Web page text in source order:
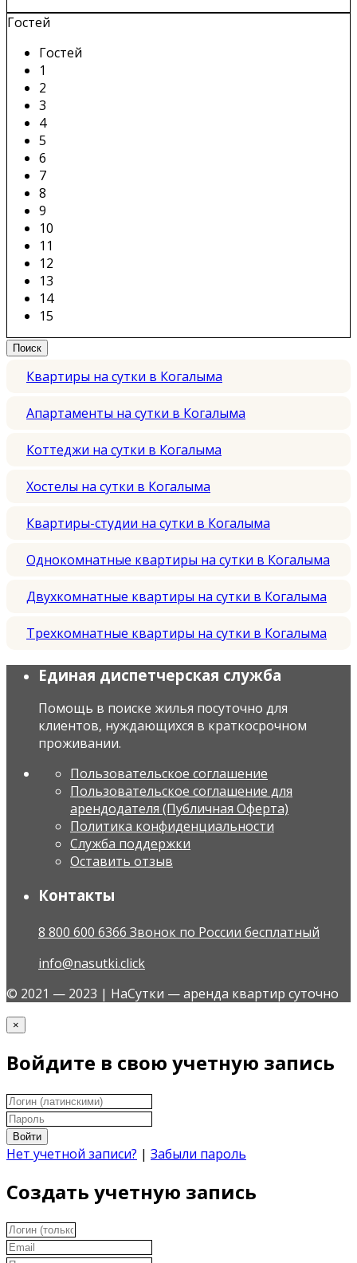
Гостей
Гостей
1
2
3
4
5
6
7
8
9
10
11
12
13
14
15
Квартиры на сутки в Когалыма
Апартаменты на сутки в Когалыма
Коттеджи на сутки в Когалыма
Хостелы на сутки в Когалыма
Квартиры-студии на сутки в Когалыма
Однокомнатные квартиры на сутки в Когалыма
Двухкомнатные квартиры на сутки в Когалыма
Трехкомнатные квартиры на сутки в Когалыма
Единая диспетчерская служба
Помощь в поиске жилья посуточно для
клиентов, нуждающихся в краткосрочном
проживании.
Пользовательское соглашение
Пользовательское соглашение для
арендодателя (Публичная Оферта)
Политика конфиденциальности
Служба поддержки
Оставить отзыв
Контакты
8 800 600 6366 Звонок по России бесплатный
info@nasutki.click
© 2021 — 2023 | НаСутки — аренда квартир суточно
×
Войдите в свою учетную запись
Войти
Нет учетной записи? | Забыли пароль
Создать учетную запись